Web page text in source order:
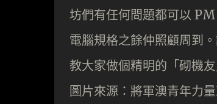
坊們有任何問題都可以
電腦規格之餘仲照顧周到
教大家做個精明的「砌機友
圖片來源：將軍澳青年力